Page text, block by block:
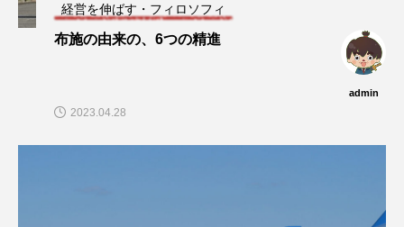
経営を伸ばす・フィロソフィ
布施の由来の、6つの精進
admin
2023.04.28